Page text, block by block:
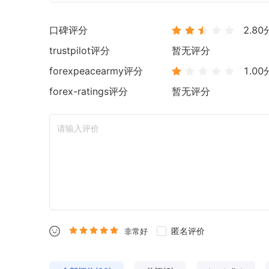
口碑评分 2.80
trustpilot评分
暂无评分
forexpeacearmy评分 1.00
forex-ratings评分 暂无评分
非常好 匿名评价